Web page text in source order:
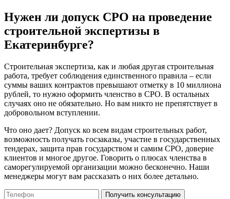
Нужен ли допуск СРО на проведение
строительной экспертизы в
Екатеринбурге?
Строительная экспертиза, как и любая другая строительная
работа, требует соблюдения единственного правила – если
суммы ваших контрактов превышают отметку в 10 миллиона
рублей, то нужно оформить членство в СРО. В остальных
случаях оно не обязательно. Но вам никто не препятствует в
добровольном вступлении.
Что оно дает? Допуск ко всем видам строительных работ,
возможность получать госзаказы, участие в государственных
тендерах, защита прав государством и самим СРО, доверие
клиентов и многое другое. Говорить о плюсах членства в
саморегулируемой организации можно бесконечно. Наши
менеджеры могут вам рассказать о них более детально.
Получить консультацию